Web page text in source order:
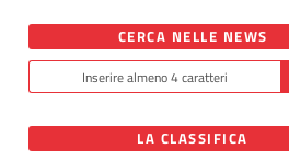
CERCA NELLE NEWS
LA CLASSIFICA